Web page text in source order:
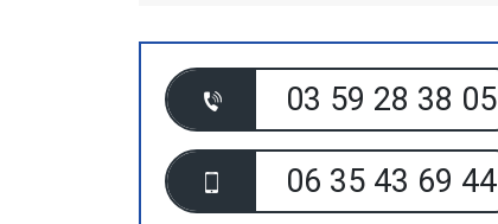
03 59 28 38 05
06 35 43 69 44